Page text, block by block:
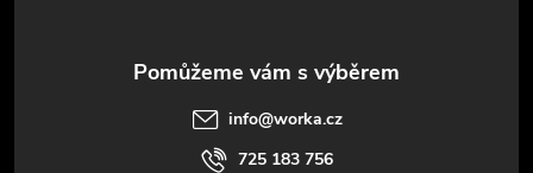
info@worka.cz
725 183 756